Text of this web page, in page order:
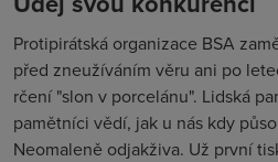
Protipirátská organizace BSA
před zneužíváním věru ani po
rčení "slon v porcelánu". Lidská
pamětníci vědí, jak u nás kdy
Neomaleně odjakživa. Už první